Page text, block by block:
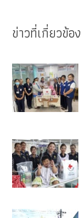
ข่าวที่เกี่ยวข้อง